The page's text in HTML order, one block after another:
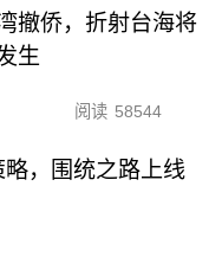
撤侨，折射台海将
生
阅读 58544
，围统之路上线